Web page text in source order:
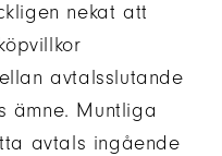
nekat att
avtalsslutande
ämne. Muntliga
avtals ingående